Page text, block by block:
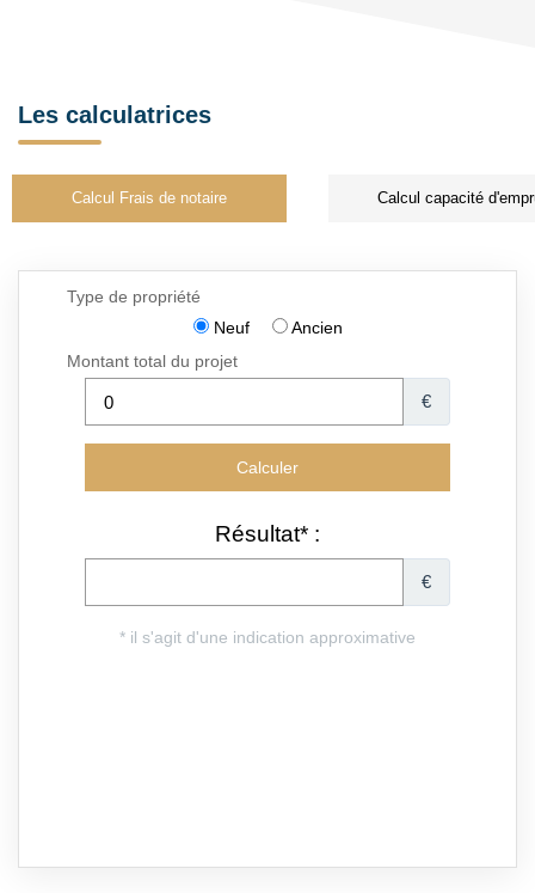
Les calculatrices
Calcul Frais de notaire Calcul capacité